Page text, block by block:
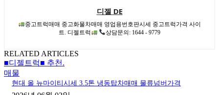
디젤 DE
중고트럭매매 중고화물차매매 영업용번호판시세 중고트럭가격 사이
트. 디젤트럭
상담문의: 1644 - 9779
RELATED ARTICLES
■디젤트럭■ 추천.
매물
현대 올 뉴마이티시세 3.5톤 냉동탑차매매 물류넘버가격